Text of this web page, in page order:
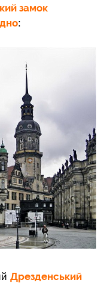
замок
:
Дрезденський